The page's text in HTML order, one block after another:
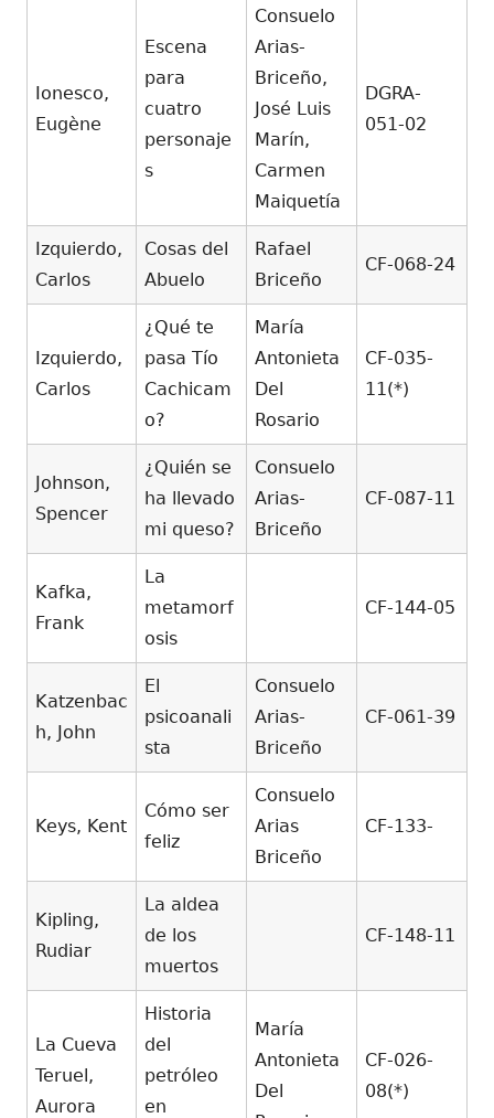
Ionesco,
Eugène
Escena
para
cuatro
personaje
s
Consuelo
Arias-
Briceño,
José Luis
Marín,
Carmen
Maiquetía
DGRA-
051-02
Izquierdo,
Carlos
Cosas del
Abuelo
Rafael
Briceño
CF-068-24
Izquierdo,
Carlos
¿Qué te
pasa Tío
Cachicam
o?
María
Antonieta
Del
Rosario
CF-035-
11(*)
Johnson,
Spencer
¿Quién se
ha llevado
mi queso?
Consuelo
Arias-
Briceño
CF-087-11
Kafka,
Frank
La
metamorf
osis
CF-144-05
Katzenbac
h, John
El
psicoanali
sta
Consuelo
Arias-
Briceño
CF-061-39
Keys, Kent
Cómo ser
feliz
Consuelo
Arias
Briceño
CF-133-
Kipling,
Rudiar
La aldea
de los
muertos
CF-148-11
La Cueva
Teruel,
Aurora
Historia
del
petróleo
en
María
Antonieta
Del
CF-026-
08(*)